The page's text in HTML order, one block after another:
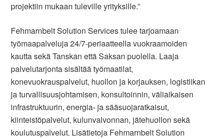
projektiin mukaan tuleville yrityksille.”
Fehmarnbelt Solution Services tulee tarjoamaan
työmaapalveluja 24/7-periaatteella vuokraamoiden
kautta sekä Tanskan että Saksan puolella. Laaja
palvelutarjonta sisältää työmaatilat,
konevuokrauspalvelut, huollon ja korjauksen, logistiikan
ja turvallisuusjohtamisen, konsultoinnin, väliaikaisen
infrastruktuurin, energia- ja sääsuojaratkaisut,
kiinteistöpalvelut, kulunvalvonnan, jätehuollon sekä
koulutuspalvelut. Lisätietoja Fehmarnbelt Solution